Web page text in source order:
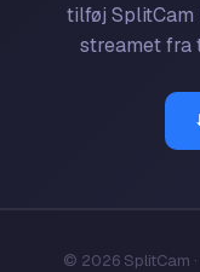
tilføj SplitCam
streamet fra
© 2026 SplitCam